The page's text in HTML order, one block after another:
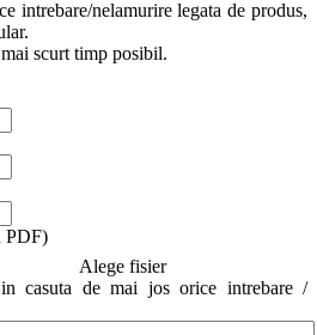
intrebare/nelamurire legata de produs,
scurt timp posibil.
PDF)
Alege fisier
casuta de mai jos orice intrebare /